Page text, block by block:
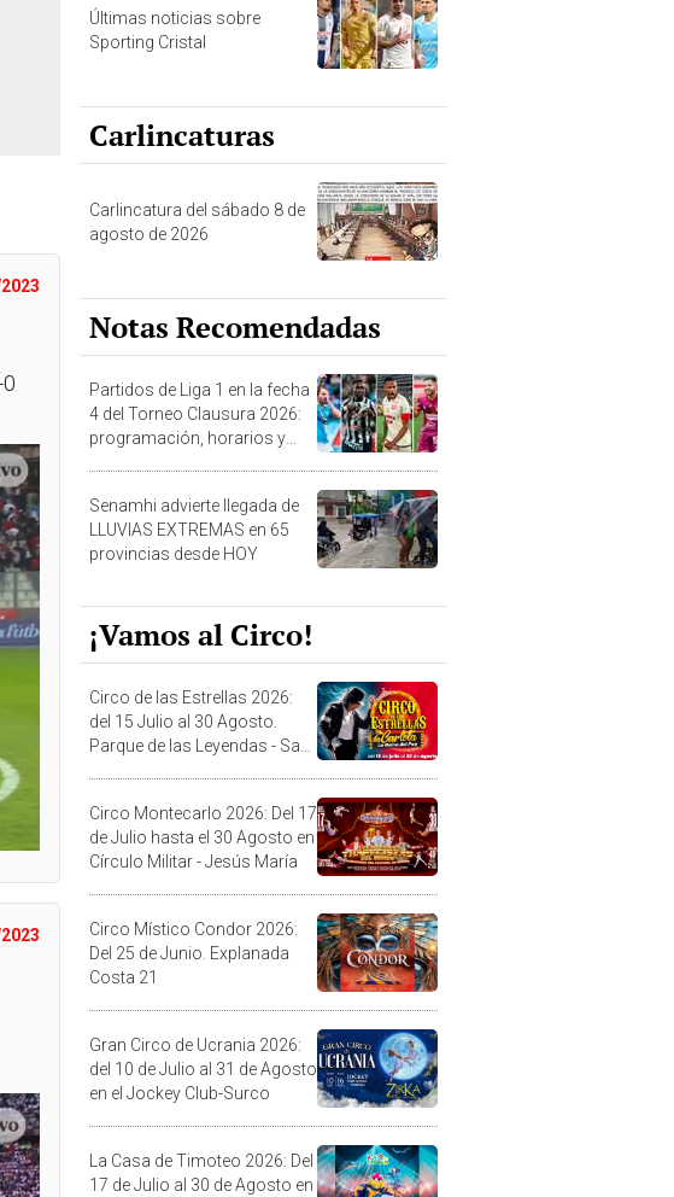
Últimas noticias sobre
Sporting Cristal
Carlincaturas
Carlincatura del sábado 8 de
agosto de 2026
Notas Recomendadas
Partidos de Liga 1 en la fecha
4 del Torneo Clausura 2026:
programación, horarios y
Senamhi advierte llegada de
LLUVIAS EXTREMAS en 65
provincias desde HOY
¡Vamos al Circo!
Circo de las Estrellas 2026:
del 15 Julio al 30 Agosto.
Parque de las Leyendas - San
Circo Montecarlo 2026: Del 17
de Julio hasta el 30 Agosto en
Círculo Militar - Jesús María
Circo Místico Condor 2026:
Del 25 de Junio. Explanada
Costa 21
Gran Circo de Ucrania 2026:
del 10 de Julio al 31 de Agosto
en el Jockey Club-Surco
La Casa de Timoteo 2026: Del
17 de Julio al 30 de Agosto en